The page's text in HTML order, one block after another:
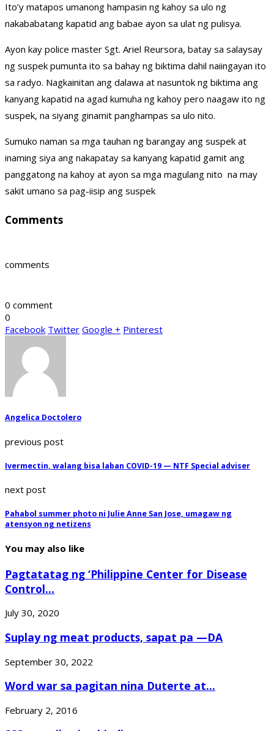
Ito’y matapos umanong hampasin ng kahoy sa ulo ng
nakababatang kapatid ang babae ayon sa ulat ng pulisya.
Ayon kay police master Sgt. Ariel Reursora, batay sa salaysay
ng suspek pumunta ito sa bahay ng biktima dahil naiingayan ito
sa radyo. Nagkainitan ang dalawa at nasuntok ng biktima ang
kanyang kapatid na agad kumuha ng kahoy pero naagaw ito ng
suspek, na siyang ginamit panghampas sa ulo nito.
Sumuko naman sa mga tauhan ng barangay ang suspek at
inaming siya ang nakapatay sa kanyang kapatid gamit ang
panggatong na kahoy at ayon sa mga magulang nito na may
sakit umano sa pag-iisip ang suspek
Comments
comments
0 comment
0
Facebook Twitter Google + Pinterest
Angelica Doctolero
previous post
Ivermectin, walang bisa laban COVID-19 — NTF Special adviser
next post
Pahabol summer photo ni Julie Anne San Jose, umagaw ng
atensyon ng netizens
You may also like
Pagtatatag ng ‘Philippine Center for Disease
Control...
July 30, 2020
Suplay ng meat products, sapat pa —DA
September 30, 2022
Word war sa pagitan nina Duterte at...
February 2, 2016